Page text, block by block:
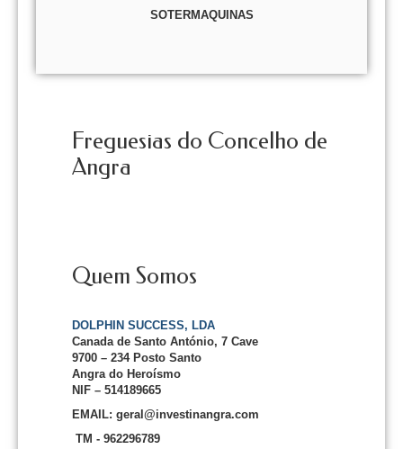
SOTERMAQUINAS
Freguesias do Concelho de
Angra
Quem Somos
DOLPHIN SUCCESS, LDA
Canada de Santo António, 7 Cave
9700 – 234 Posto Santo
Angra do Heroísmo
NIF – 514189665
EMAIL: geral@investinangra.com
TM - 962296789